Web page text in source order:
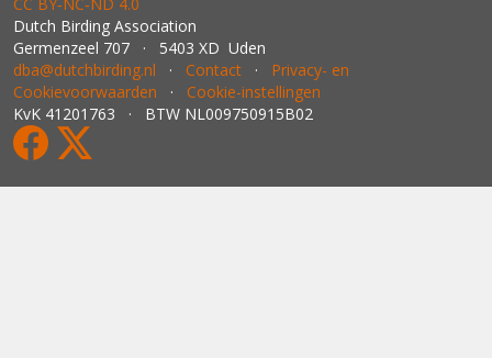
Dutch Birding Association
Germenzeel 707 · 5403 XD Uden
dba@dutchbirding.nl · Contact · Privacy- en
Cookievoorwaarden · Cookie-instellingen
KvK 41201763 · BTW NL009750915B02